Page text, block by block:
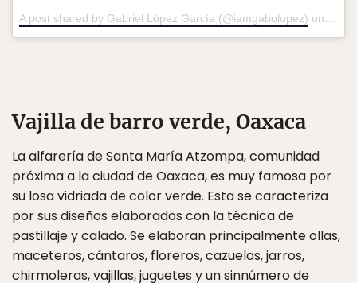
A post shared by Gabriel López García (@iamgabolopez) on Nov
Vajilla de barro verde, Oaxaca
La alfarería de Santa María Atzompa, comunidad
próxima a la ciudad de Oaxaca, es muy famosa por
su losa vidriada de color verde. Esta se caracteriza
por sus diseños elaborados con la técnica de
pastillaje y calado. Se elaboran principalmente ollas,
maceteros, cántaros, floreros, cazuelas, jarros,
chirmoleras, vajillas, juguetes y un sinnúmero de